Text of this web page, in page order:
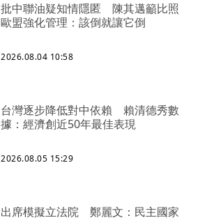
批中聯油疑知情隱匿 陳其邁籲比照
歐盟強化管理：該倒就讓它倒
2026.08.04 10:58
台灣逐步降低對中依賴 賴清德秀數
據：經濟創近50年最佳表現
2026.08.05 15:29
出席模擬立法院 鄭麗文：民主國家